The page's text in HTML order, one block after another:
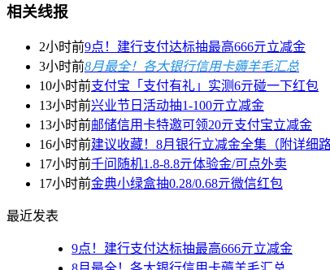
相关线报
2小时前9点！建行支付达标抽最高666亓立减金
3小时前8月最全！各大银行信用卡薅羊毛汇总
10小时前支付宝「支付有礼」实测6亓碰一下红包
13小时前兴业节日活动抽1-100亓立减金
13小时前邮储信用卡特邀可领20亓支付宝立减金
16小时前建议收藏！8月银行立减金全集（附详细路
17小时前千问随机1.8-8.8亓体验金/可点外卖
17小时前金典小绿盒抽0.28/0.68亓微信红包
最近发表
9点！建行支付达标抽最高666亓立减金